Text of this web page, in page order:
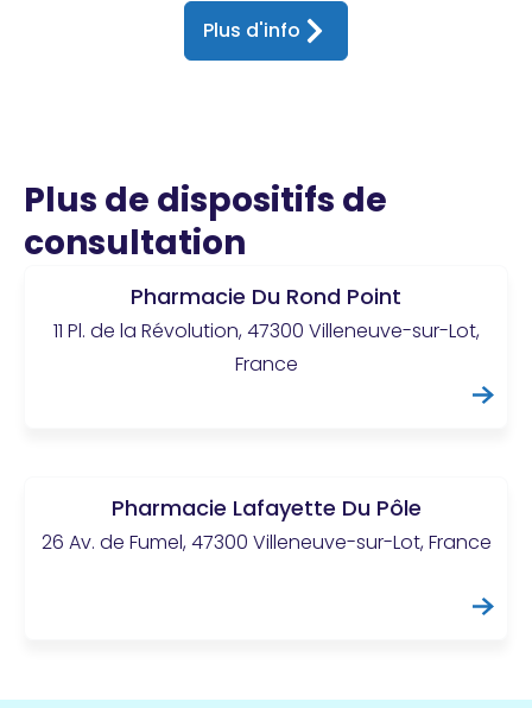
Plus d'info
Plus de dispositifs de
consultation
Pharmacie Du Rond Point
11 Pl. de la Révolution, 47300 Villeneuve-sur-Lot,
France
Pharmacie Lafayette Du Pôle
26 Av. de Fumel, 47300 Villeneuve-sur-Lot, France